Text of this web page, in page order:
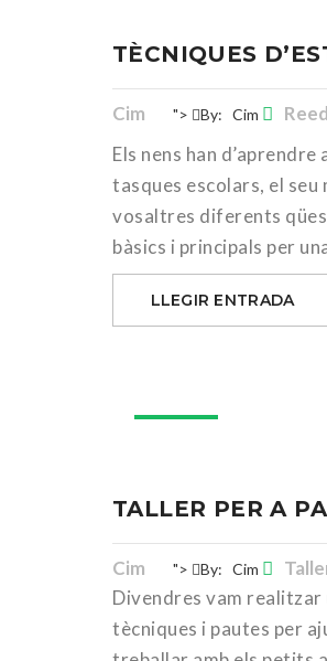
TÈCNIQUES
Cim "> By: Cim
Els nens han
tasques escolars, el
vosaltres diferents
bàsics i principals per
LLEGIR ENTRADA
TALLER PER A
Cim "> By: Cim
Divendres vam realitzar
tècniques i pautes per